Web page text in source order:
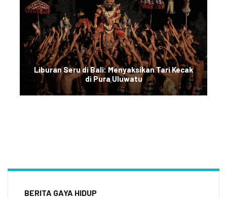
Liburan Seru di Bali: Menyaksikan Tari Kecak
di Pura Uluwatu
BERITA GAYA HIDUP